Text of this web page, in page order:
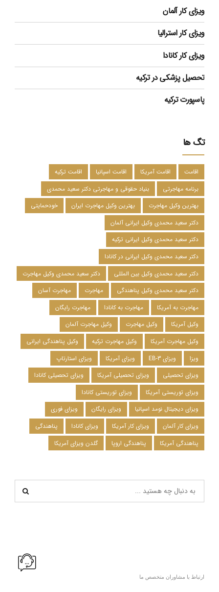
ویزای کار آلمان
ویزای کار استرالیا
ویزای کار کانادا
تحصیل پزشکی در ترکیه
پاسپورت ترکیه
تگ ها
اقامت اقامت آمریکا اقامت اسپانیا
اقامت ترکیه
برنامه مهاجرتی
بنیاد حقوقی و مهاجرتی دکتر سعید محمدی
بهترین وکیل مهاجرت
بهترین وکیل مهاجرت ایران
خودحمایتی
دکتر سعید محمدی وکیل ایرانی آلمان
دکتر سعید محمدی وکیل ایرانی ترکیه
دکتر سعید محمدی وکیل ایرانی در کانادا
دکتر سعید محمدی وکیل بین المللی
دکتر سعید محمدی وکیل مهاجرت
دکتر سعید محمدی وکیل پناهندگی
مهاجرت
مهاجرت آسان
مهاجرت به آمریکا
مهاجرت به کانادا
مهاجرت رایگان
وکیل آمریکا
وکیل مهاجرت
وکیل مهاجرت آلمان
وکیل مهاجرت آمریکا
وکیل مهاجرت ترکیه
وکیل پناهندگی ایرانی
ویزا
ویزای EB-3 ویزای آمریکا
ویزای استارتاپ
ویزای تحصیلی
ویزای تحصیلی آمریکا
ویزای تحصیلی کانادا
ویزای توریستی آمریکا
ویزای توریستی کانادا
ویزای دیجیتال نومد اسپانیا
ویزای رایگان
ویزای فوری
ویزای کار آلمان
ویزای کار آمریکا ویزای کانادا
پناهندگی
پناهندگی آمریکا
پناهندگی اروپا گلدن ویزای آمریکا
ارتباط با مشاوران متخصص ما